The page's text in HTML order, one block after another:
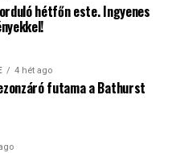
hétfőn este. Ingyenes
4 hét ago
futama a Bathurst